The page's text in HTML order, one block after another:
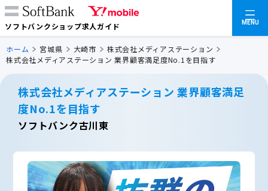
ソフトバンクショップ求人ガイド MENU
ホーム 宮城県 大崎市
株式会社メディアステーション
株式会社メディアステーション 業界顧客満足度No.1を目指す
株式会社メディアステーション 業界顧客満足
度No.1を目指す
ソフトバンク古川東